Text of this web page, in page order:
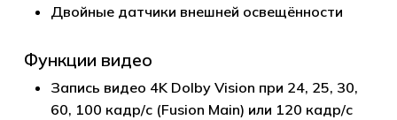
Двойные датчики внешней освещённости
Функции видео
Запись видео 4K Dolby Vision при 24, 25, 30,
60, 100 кадр/с (Fusion Main) или 120 кадр/с